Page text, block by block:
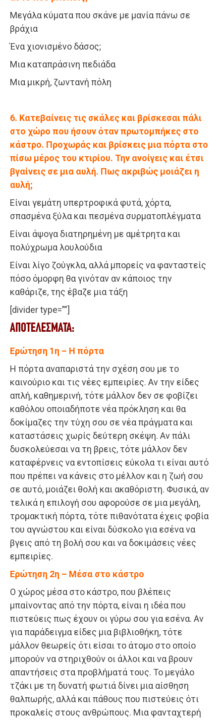
Μεγάλα κύματα που σκάνε με μανία πάνω σε
βράχια
Ένα χιονισμένο δάσος;
Μια καταπράσινη πεδιάδα
Μια μικρή, ζωντανή πόλη
6. Κατεβαίνεις τις σκάλες και βρίσκεσαι πάλι
στο χώρο που ήσουν όταν πρωτομπήκες στο
κάστρο. Προχωράς και βρίσκεις μια πόρτα στο
πίσω μέρος του κτιρίου. Την ανοίγεις και έτσι
βγαίνεις σε μια αυλή. Πως ακριβώς μοιάζει η
αυλή;
Είναι γεμάτη υπερτροφικά φυτά, χόρτα,
σπασμένα ξύλα και πεσμένα συρματοπλέγματα
Είναι άψογα διατηρημένη με αμέτρητα και
πολύχρωμα λουλούδια
Είναι λίγο ζούγκλα, αλλά μπορείς να φανταστείς
πόσο όμορφη θα γινόταν αν κάποιος την
καθάριζε, της έβαζε μια τάξη
[divider type=””]
ΑΠΟΤΕΛΕΣΜΑΤΑ:
Ερώτηση 1η – Η πόρτα
Η πόρτα αναπαριστά την σχέση σου με το
καινούριο και τις νέες εμπειρίες. Αν την είδες
απλή, καθημερινή, τότε μάλλον δεν σε φοβίζει
καθόλου οποιαδήποτε νέα πρόκληση και θα
δοκίμαζες την τύχη σου σε νέα πράγματα και
καταστάσεις χωρίς δεύτερη σκέψη. Αν πάλι
δυσκολεύεσαι να τη βρεις, τότε μάλλον δεν
καταφέρνεις να εντοπίσεις εύκολα τι είναι αυτό
που πρέπει να κάνεις στο μέλλον και η ζωή σου
σε αυτό, μοιάζει θολή και ακαθόριστη. Φυσικά, αν
τελικά η επιλογή σου αφορούσε σε μια μεγάλη,
τρομακτική πόρτα, τότε πιθανότατα έχεις φοβία
του αγνώστου και είναι δύσκολο για εσένα να
βγεις από τη βολή σου και να δοκιμάσεις νέες
εμπειρίες.
Ερώτηση 2η – Μέσα στο κάστρο
Ο χώρος μέσα στο κάστρο, που βλέπεις
μπαίνοντας από την πόρτα, είναι η ιδέα που
πιστεύεις πως έχουν οι γύρω σου για εσένα. Αν
για παράδειγμα είδες μια βιβλιοθήκη, τότε
μάλλον θεωρείς ότι είσαι το άτομο στο οποίο
μπορούν να στηριχθούν οι άλλοι και να βρουν
απαντήσεις στα προβλήματά τους. Το μεγάλο
τζάκι με τη δυνατή φωτιά δίνει μια αίσθηση
θαλπωρής, αλλά και πάθους που πιστεύεις ότι
προκαλείς στους ανθρώπους. Μια φανταχτερή